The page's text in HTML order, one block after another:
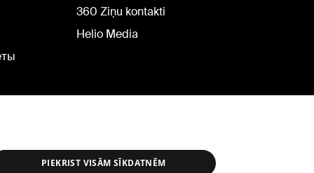
360 Ziņu kontakti
Helio Media
PIEKRIST VISĀM SĪKDATNĒM